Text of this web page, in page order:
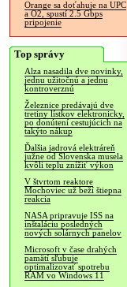
Orange sa doťahuje na UPC
a O2, spustí 2.5 Gbps
pripojenie
Top správy
Alza nasadila dve novinky,
jednu užitočnú a jednu
kontroverznú
Železnice predávajú dve
tretiny lístkov elektronicky,
po donútení cestujúcich na
takýto nákup
Ďalšia jadrová elektráreň
južne od Slovenska musela
kvôli teplu znížiť výkon
V štvrtom reaktore
Mochoviec už beží štiepna
reakcia
NASA pripravuje ISS na
inštaláciu posledných
nových solárnych panelov
Microsoft v čase drahých
pamätí sľubuje
optimalizovať spotrebu
RAM vo Windows 11